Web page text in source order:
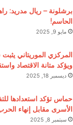
برشلونة – ريال مدريد:
الحاسم!
مايو 9, 2025
المركزي الموريتاني
ويؤكد متانة الاقتصاد
ديسمبر 18, 2025
حماس تؤكد استعدادها
الأسرى مقابل إنهاء
سبتمبر 8, 2025